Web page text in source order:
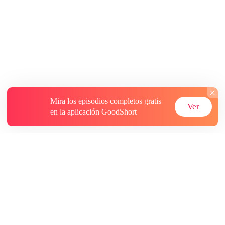
Mira los episodios completos gratis
en la aplicación GoodShort
Ver